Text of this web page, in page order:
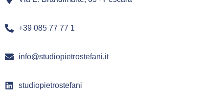
+39 085 77 77 1
info@studiopietrostefani.it
studiopietrostefani